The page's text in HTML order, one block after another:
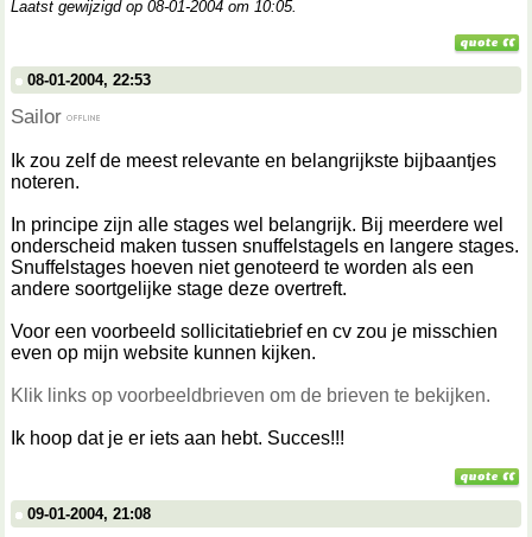
Laatst gewijzigd op 08-01-2004 om 10:05.
08-01-2004, 22:53
Sailor
Ik zou zelf de meest relevante en belangrijkste bijbaantjes
noteren.
In principe zijn alle stages wel belangrijk. Bij meerdere wel
onderscheid maken tussen snuffelstagels en langere stages.
Snuffelstages hoeven niet genoteerd te worden als een
andere soortgelijke stage deze overtreft.
Voor een voorbeeld sollicitatiebrief en cv zou je misschien
even op mijn website kunnen kijken.
Klik links op voorbeeldbrieven om de brieven te bekijken.
Ik hoop dat je er iets aan hebt. Succes!!!
09-01-2004, 21:08